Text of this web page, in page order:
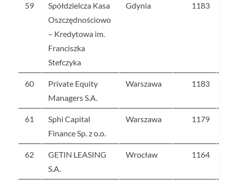
59
Spółdzielcza Kasa
Oszczędnościowo
– Kredytowa im.
Franciszka
Stefczyka
Gdynia 1183
60
Private Equity
Managers S.A.
Warszawa 1183
61
Sphi Capital
Finance Sp. z o.o.
Warszawa 1179
62
GETIN LEASING
S.A.
Wrocław 1164